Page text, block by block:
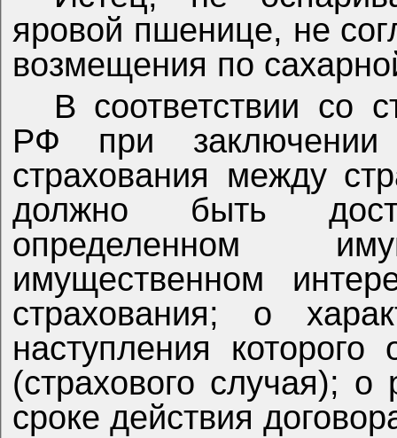
яровой пшенице, не
возмещения по
В соответствии со
РФ при заключении
страхования между
должно быть
определенном
имущественном
страхования; о
наступления которого
(страхового случая);
сроке действия